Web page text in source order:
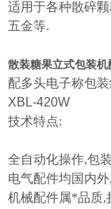
适用于各种散碎
五金等.
散装糖果立式包装
配多头电子称包
XBL-420W
技术特点:
全自动化操作,包
电气配件均国内外
机械配件属*品质,